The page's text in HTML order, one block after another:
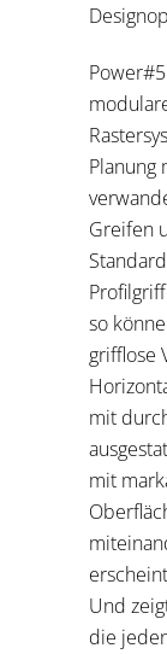
Planung
Greifen
so
grifflose
mit
mit
Und
die